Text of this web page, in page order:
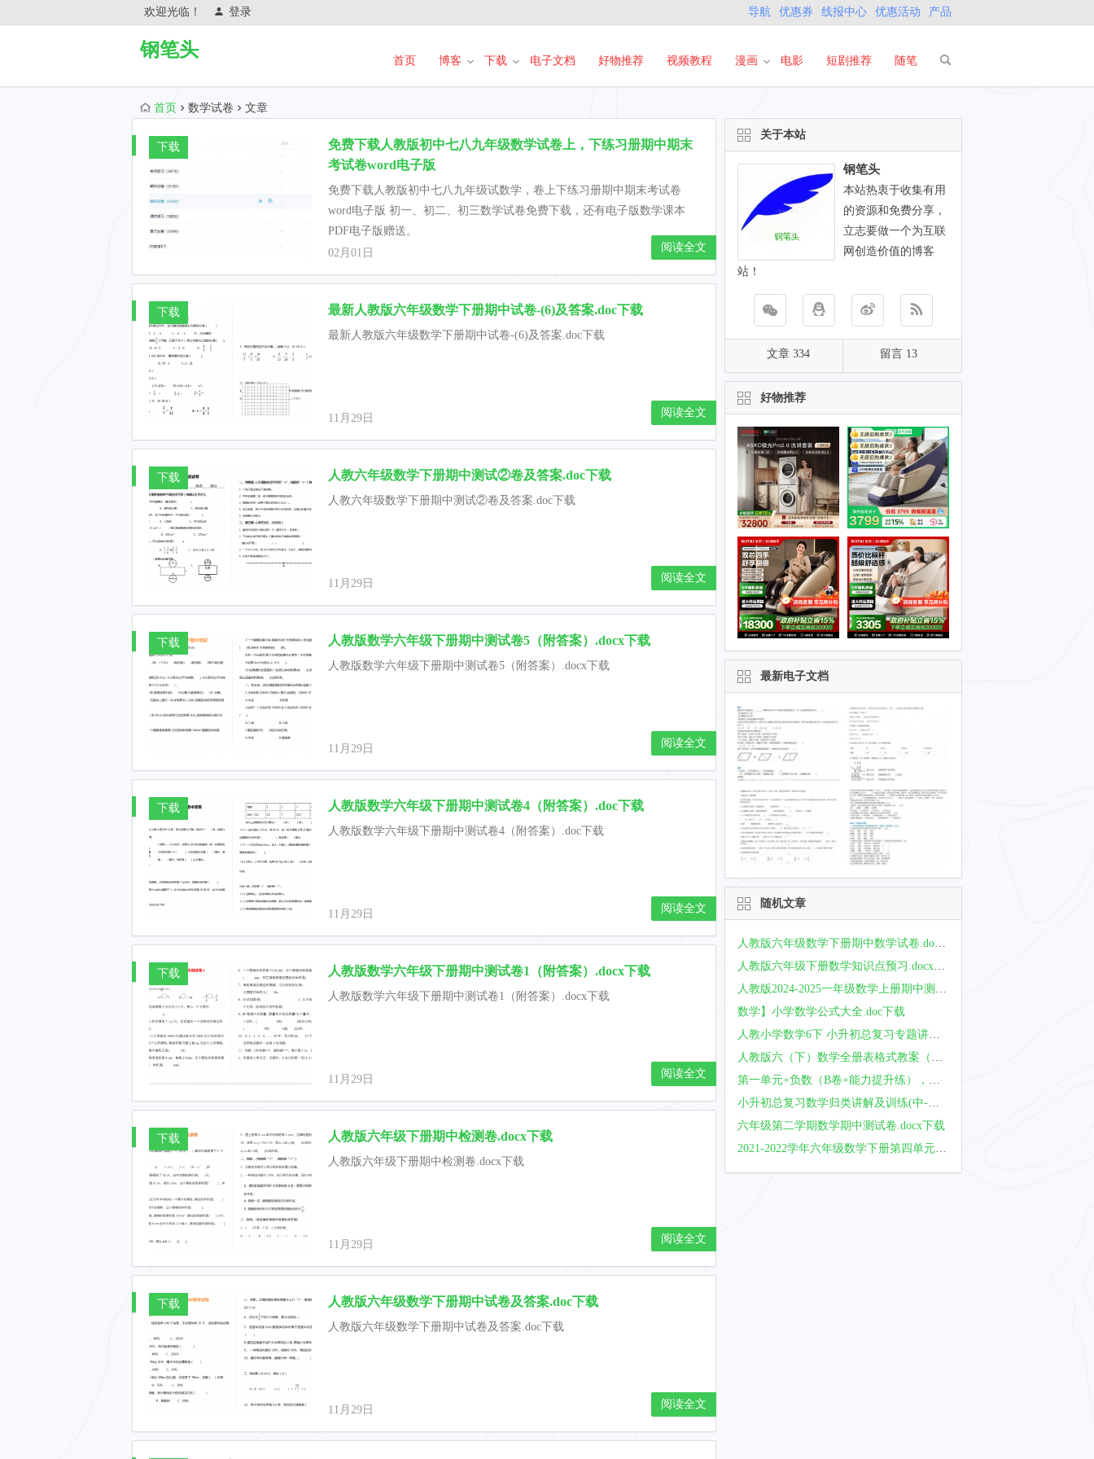
欢迎光临！ 登录 导航 优惠券 线报中心 优惠活动 产品
钢笔头
首页 博客 下载 电子文档 好物推荐 视频教程 漫画 电影 短剧推荐 随笔
首页 数学试卷 文章
下载
免费下载人教版初中七八九年级数学试卷上，下练习册期中期末
考试卷word电子版
免费下载人教版初中七八九年级试数学，卷上下练习册期中期末考试卷
word电子版 初一、初二、初三数学试卷免费下载，还有电子版数学课本
PDF电子版赠送。
02月01日
阅读全文
下载 最新人教版六年级数学下册期中试卷-(6)及答案.doc下载
最新人教版六年级数学下册期中试卷-(6)及答案.doc下载
11月29日 阅读全文
下载 人教六年级数学下册期中测试②卷及答案.doc下载
人教六年级数学下册期中测试②卷及答案.doc下载
11月29日 阅读全文
下载 人教版数学六年级下册期中测试卷5（附答案）.docx下载
人教版数学六年级下册期中测试卷5（附答案）.docx下载
11月29日 阅读全文
下载 人教版数学六年级下册期中测试卷4（附答案）.doc下载
人教版数学六年级下册期中测试卷4（附答案）.doc下载
11月29日 阅读全文
下载 人教版数学六年级下册期中测试卷1（附答案）.docx下载
人教版数学六年级下册期中测试卷1（附答案）.docx下载
11月29日 阅读全文
下载 人教版六年级下册期中检测卷.docx下载
人教版六年级下册期中检测卷.docx下载
11月29日 阅读全文
下载 人教版六年级数学下册期中试卷及答案.doc下载
人教版六年级数学下册期中试卷及答案.doc下载
11月29日 阅读全文
关于本站
钢笔头
本站热衷于收集有用
的资源和免费分享，
立志要做一个为互联
网创造价值的博客
站！
文章 334 留言 13
好物推荐
最新电子文档
随机文章
人教版六年级数学下册期中数学试卷.doc下载（2）
人教版六年级下册数学知识点预习.docx下载
人教版2024-2025一年级数学上册期中测试卷免费下载（附详细答案解析）
数学】小学数学公式大全.doc下载
人教小学数学6下 小升初总复习专题讲解及训练（33页）.doc下载
人教版六（下）数学全册表格式教案（75页）.doc 下载
第一单元+负数（B卷+能力提升练），年六年级下册数学单元AB卷（人教版）_new.docx下载
小升初总复习数学归类讲解及训练(中-含答案).doc全套下载
六年级第二学期数学期中测试卷.docx下载
2021-2022学年六年级数学下册第四单元比例检测卷（提高卷）（卷二）（含答案）人教版.docx